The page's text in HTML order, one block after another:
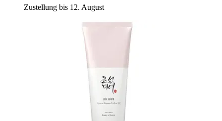
Zustellung bis 12. August